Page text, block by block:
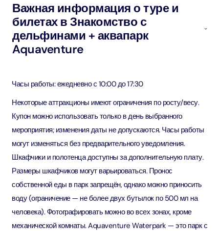
Важная информация о туре и
билетах в Знакомство с
дельфинами + аквапарк
Aquaventure
Часы работы: ежедневно с 10:00 до 17:30
Некоторые аттракционы имеют ограничения по росту/весу.
Купон можно использовать только в день выбранного
мероприятия; изменения даты не допускаются. Часы работы
могут изменяться без предварительного уведомления.
Шкафчики и полотенца доступны за дополнительную плату.
Размеры шкафчиков могут варьироваться. Пронос
собственной еды в парк запрещён, однако можно приносить
воду (ограничение — не более двух бутылок по 500 мл на
человека). Фотографировать можно во всех зонах, кроме
механической комнаты. Aquaventure Waterpark — это парк с